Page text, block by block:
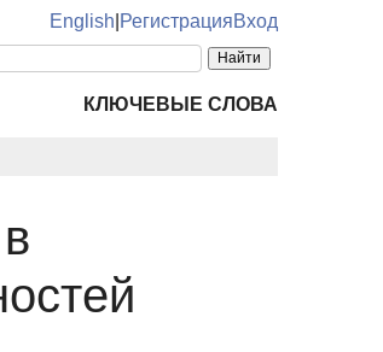
English РегистрацияВход
КЛЮЧЕВЫЕ СЛОВА